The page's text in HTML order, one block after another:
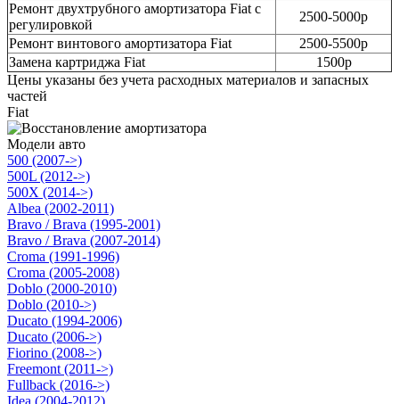
Ремонт двухтрубного амортизатора Fiat с
регулировкой
2500-5000р
Ремонт винтового амортизатора Fiat
2500-5500р
Замена картриджа Fiat
1500р
Цены указаны без учета расходных материалов и запасных
частей
Fiat
Модели авто
500 (2007->)
500L (2012->)
500X (2014->)
Albea (2002-2011)
Bravo / Brava (1995-2001)
Bravo / Brava (2007-2014)
Croma (1991-1996)
Croma (2005-2008)
Doblo (2000-2010)
Doblo (2010->)
Ducato (1994-2006)
Ducato (2006->)
Fiorino (2008->)
Freemont (2011->)
Fullback (2016->)
Idea (2004-2012)